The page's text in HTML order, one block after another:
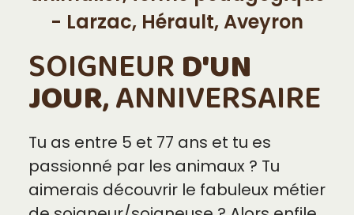
- Larzac, Hérault, Aveyron
SOIGNEURD'UN
JOUR, ANNIVERSAIRE
Tu as entre 5 et 77 ans et tu es
passionné par les animaux ? Tu
aimerais découvrir le fabuleux métier